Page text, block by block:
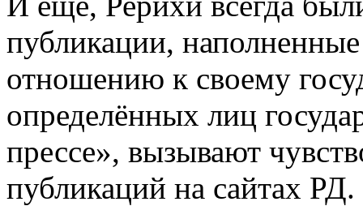
публикации,
отношению к своему
определённых лиц
прессе», вызывают
публикаций на сайтах РД.